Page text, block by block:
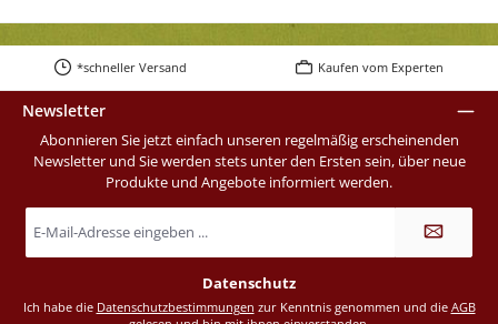
*schneller Versand Kaufen vom Experten
Newsletter
Abonnieren Sie jetzt einfach unseren regelmäßig erscheinenden
Newsletter und Sie werden stets unter den Ersten sein, über neue
Produkte und Angebote informiert werden.
Mail-
Adresse
Datenschutz
Ich habe die Datenschutzbestimmungen zur Kenntnis genommen und die AGB